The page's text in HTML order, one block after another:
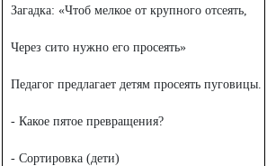
Загадка: «Чтоб мелкое от крупного отсеять,
Через сито нужно его просеять»
Педагог предлагает детям просеять пуговицы.
- Какое пятое превращения?
- Сортировка (дети)